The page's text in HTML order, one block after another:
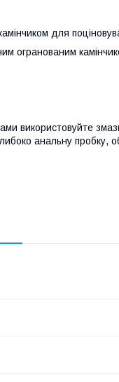
для
огранованим
використовуйте
анальну пробку,